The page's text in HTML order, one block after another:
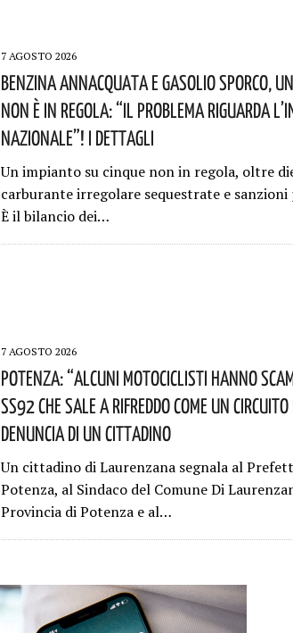
7 AGOSTO 2026
Benzina Annacquata E Gasolio Sporco,
Non È In Regola: “il Problema Riguarda
Nazionale”! I Dettagli
Un impianto su cinque non in regola, oltre
carburante irregolare sequestrate e
È il bilancio dei…
7 AGOSTO 2026
Potenza: “alcuni Motociclisti Hanno
SS92 Che Sale A Rifreddo Come Un
Denuncia Di Un Cittadino
Un cittadino di Laurenzana segnala al
Potenza, al Sindaco del Comune Di
Provincia di Potenza e al…